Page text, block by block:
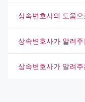
상속변호사의 도움
상속변호사가 알려